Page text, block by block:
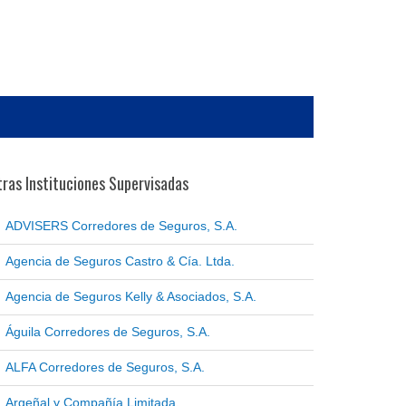
Instituciones Supervisadas
ADVISERS Corredores de Seguros, S.A.
Agencia de Seguros Castro & Cía. Ltda.
Agencia de Seguros Kelly & Asociados, S.A.
Águila Corredores de Seguros, S.A.
ALFA Corredores de Seguros, S.A.
Argeñal y Compañía Limitada.